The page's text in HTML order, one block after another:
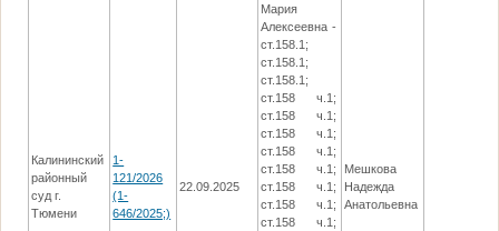
Калининский
районный
суд г.
Тюмени
1-
121/2026
(1-
646/2025;)
22.09.2025
Мария
Алексеевна -
ст.158.1;
ст.158.1;
ст.158.1;
ст.158 ч.1;
ст.158 ч.1;
ст.158 ч.1;
ст.158 ч.1;
ст.158 ч.1;
ст.158 ч.1;
ст.158 ч.1;
ст.158 ч.1;
Мешкова
Надежда
Анатольевна